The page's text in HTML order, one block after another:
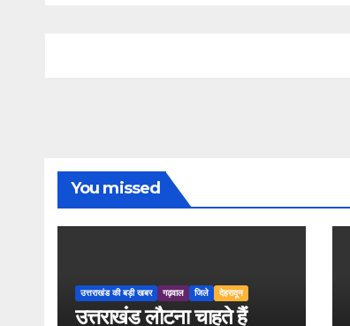
You missed
उत्तराखंड की बड़ी खबर गढ़वाल जिले देहरादून
उत्तराखंड लौटना चाहते हैं